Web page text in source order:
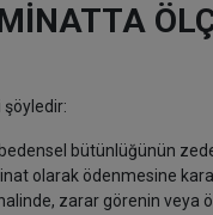
şöyledir:
bütünlüğünün
olarak ödenmesine
zarar görenin veya